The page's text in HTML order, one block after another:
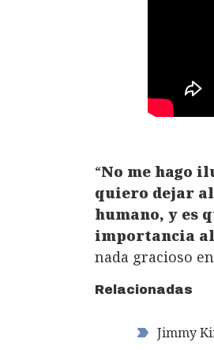
“No me hago
quiero dejar
humano, y es
importancia al
nada gracioso en
Relacionadas
Jimmy